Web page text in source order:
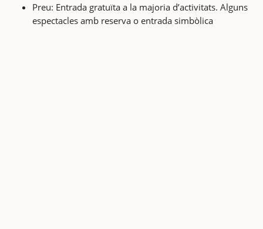
Preu: Entrada gratuïta a la majoria d’activitats. Alguns
espectacles amb reserva o entrada simbòlica